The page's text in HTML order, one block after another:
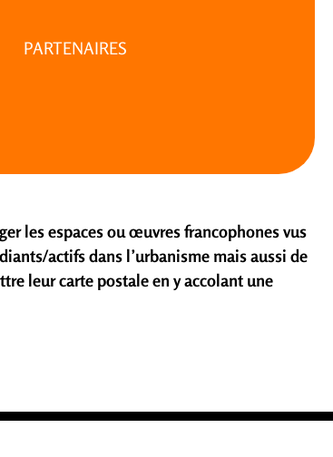
PARTENAIRES
les espaces ou œuvres francophones vus
actifs dans l’urbanisme mais aussi de
leur carte postale en y accolant une